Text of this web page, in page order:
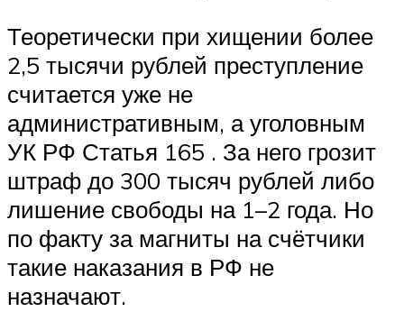
Теоретически при хищении более
2,5 тысячи рублей преступление
считается уже не
административным, а уголовным
УК РФ Статья 165 . За него грозит
штраф до 300 тысяч рублей либо
лишение свободы на 1–2 года. Но
по факту за магниты на счётчики
такие наказания в РФ не
назначают.